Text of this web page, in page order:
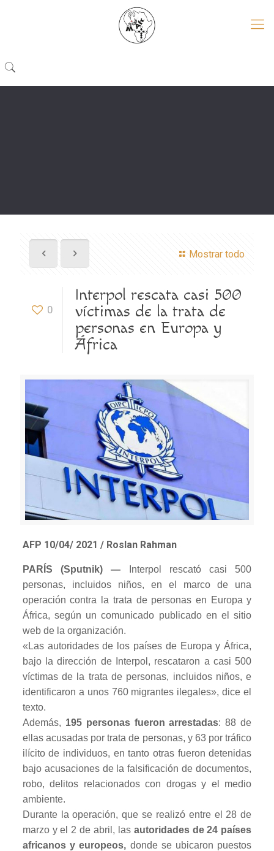
Mostrar todo
0
Interpol rescata casi 500
víctimas de la trata de
personas en Europa y
África
AFP 10/04/ 2021 / Roslan Rahman
PARÍS (Sputnik) — Interpol rescató casi 500
personas, incluidos niños, en el marco de una
operación contra la trata de personas en Europa y
África, según un comunicado publicado en el sitio
web de la organización.
«Las autoridades de los países de Europa y África,
bajo la dirección de Interpol, rescataron a casi 500
víctimas de la trata de personas, incluidos niños, e
identificaron a unos 760 migrantes ilegales», dice el
texto.
Además, 195 personas fueron arrestadas: 88 de
ellas acusadas por trata de personas, y 63 por tráfico
ilícito de individuos, en tanto otras fueron detenidas
bajo acusaciones de la falsificación de documentos,
robo, delitos relacionados con drogas y el medio
ambiente.
Durante la operación, que se realizó entre el 28 de
marzo y el 2 de abril, las autoridades de 24 países
africanos y europeos, donde se ubicaron puestos